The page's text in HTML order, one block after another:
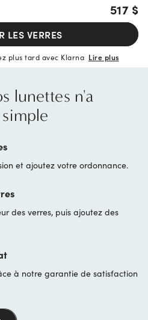
517 $
LES VERRES
plus tard avec Klarna Lire plus
lunettes n'a
et ajoutez votre ordonnance.
des verres, puis ajoutez des
à notre garantie de satisfaction